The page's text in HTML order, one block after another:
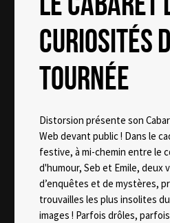
LE CABARET
CURIOSITÉS
TOURNÉE
Distorsion présente son
Web devant public ! Dans le
festive, à mi-chemin entre le
d'humour, Seb et Emile, deux
d’enquêtes et de mystères,
trouvailles les plus insolites
images ! Parfois drôles,